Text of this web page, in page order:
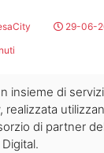
29-06-
insieme di
realizzata
di partner